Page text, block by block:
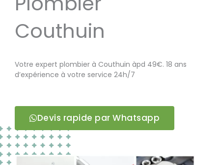
Couthuin
Votre expert plombier à Couthuin àpd 49€. 18 ans
d’expérience à votre service 24h/7
Devis rapide par Whatsapp